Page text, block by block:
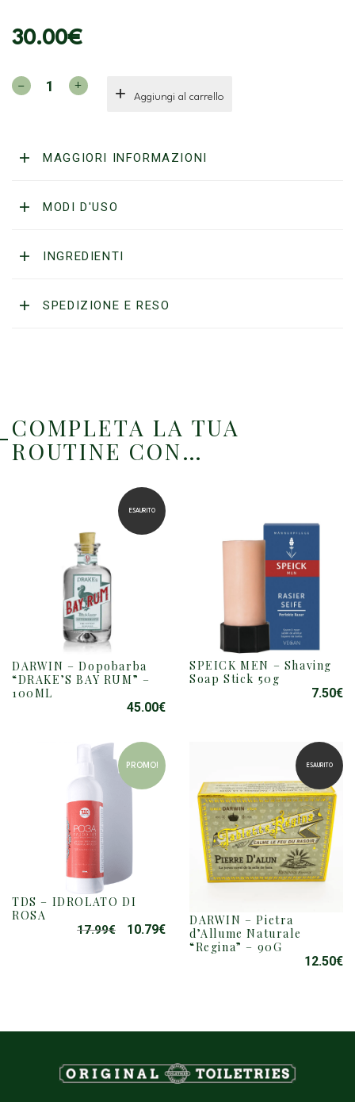
30.00€
CAPTAIN
FAWCETT
Expedition
Aggiungi al carrello
MAGGIORI INFORMAZIONI
MODI D'USO
INGREDIENTI
SPEDIZIONE E RESO
COMPLETA LA TUA
ROUTINE CON…
ESAURITO
DARWIN – Dopobarba
“DRAKE’S BAY RUM” –
100ML
45.00€
SPEICK MEN – Shaving
Soap Stick 50g
7.50€
PROMO!
TDS – IDROLATO DI
ROSA
17.99€
IL
10.79€IL
PREZZO
ESAURITO
DARWIN – Pietra
d’Allume Naturale
“Regina” – 90G
12.50€